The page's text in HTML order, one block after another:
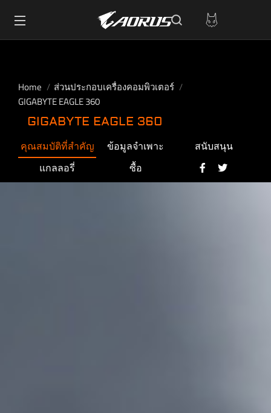
Home
ส่วนประกอบเครื่องคอมพิวเตอร์
GIGABYTE EAGLE 360
GIGABYTE EAGLE 360
คุณสมบัติที่สำคัญ ข้อมูลจำเพาะ
สนับสนุน
แกลลอรี่
ซื้อ